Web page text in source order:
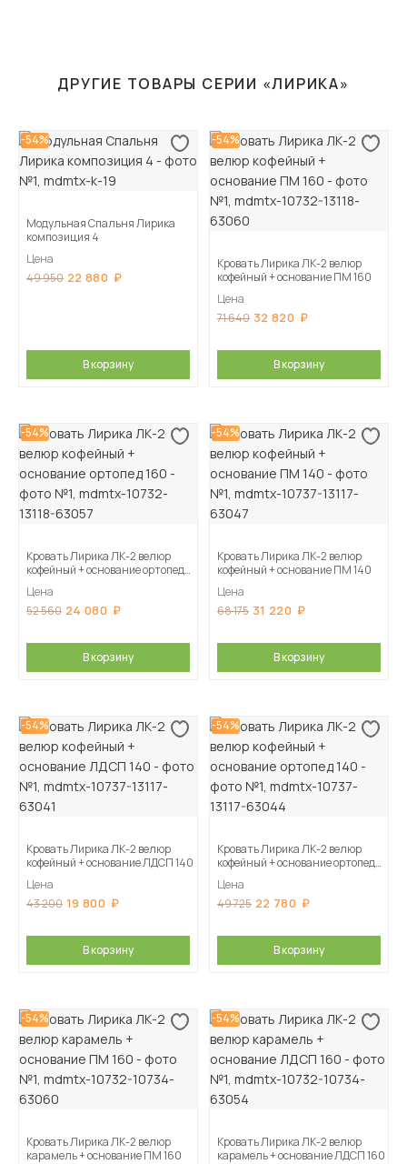
ДРУГИЕ ТОВАРЫ СЕРИИ «ЛИРИКА»
-54%
Модульная Спальня Лирика
композиция 4
Цена
49 950 22 880
В корзину
-54%
Кровать Лирика ЛК-2 велюр
кофейный + основание ПМ 160
Цена
71 640 32 820
В корзину
-54%
Кровать Лирика ЛК-2 велюр
кофейный + основание ортопед
Цена
52 560 24 080
В корзину
-54%
Кровать Лирика ЛК-2 велюр
кофейный + основание ПМ 140
Цена
68 175 31 220
В корзину
-54%
Кровать Лирика ЛК-2 велюр
кофейный + основание ЛДСП 140
Цена
43 200 19 800
В корзину
-54%
Кровать Лирика ЛК-2 велюр
кофейный + основание ортопед
Цена
49 725 22 780
В корзину
-54%
Кровать Лирика ЛК-2 велюр
карамель + основание ПМ 160
-54%
Кровать Лирика ЛК-2 велюр
карамель + основание ЛДСП 160